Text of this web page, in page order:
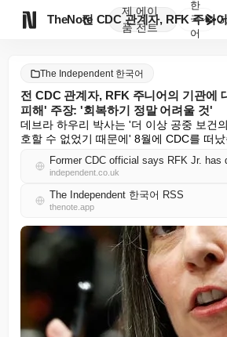
TheNote
제
품
에이
전트
한
국
어
The Independent 한국어
전 CDC 관계자, RFK 주니어의 기관에
피해' 주장: '회복하기 정말 어려울 것'
데브라 하우리 박사는 '더 이상 공중 보건
호할 수 없었기 때문에' 8월에 CDC를 떠났
independent.co.uk
The Independent 한국어 RSS
thenote.app